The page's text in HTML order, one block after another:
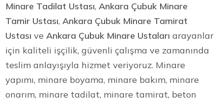
Minare Tadilat Ustası,Ankara Çubuk Minare
Tamir Ustası,Ankara Çubuk Minare Tamirat
Ustası veAnkara Çubuk Minare Ustaları arayanlar
için kaliteli işçilik, güvenli çalışma ve zamanında
teslim anlayışıyla hizmet veriyoruz. Minare
yapımı, minare boyama, minare bakım, minare
onarım, minare tadilat, minare tamirat, beton